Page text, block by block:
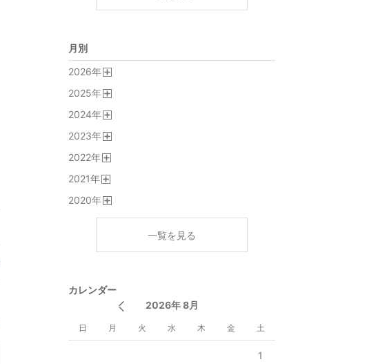
月別
2026年
2025年
2024年
2023年
2022年
2021年
2020年
一覧を見る
カレンダー
2026年 8月
日 月 火 水 木 金 土
1